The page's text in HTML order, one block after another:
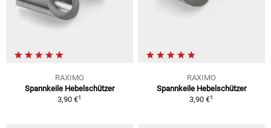
RAXIMO
Spannkeile Hebelschützer
3,90 €1
RAXIMO
Spannkeile Hebelschützer
3,90 €1